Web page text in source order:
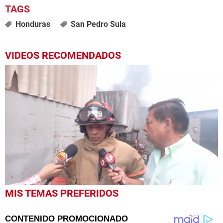
Honduras San Pedro Sula
VIDEOS RECOMENDADOS
0
seconds
minutes,
MIS TEMAS PREFERIDOS